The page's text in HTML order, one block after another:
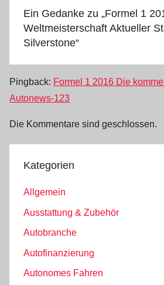
Ein Gedanke zu „Formel 1
Weltmeisterschaft Aktueller
Silverstone“
Pingback: Formel 1 2016 Die
Autonews-123
Die Kommentare sind geschlossen.
Kategorien
Allgemein
Ausstattung & Zubehör
Autobranche
Autofinanzierung
Autonomes Fahren